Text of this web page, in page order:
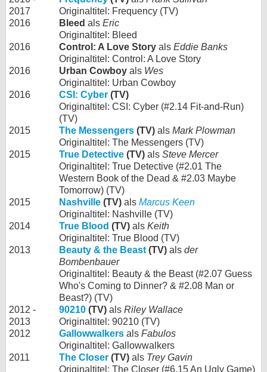
2017
Originaltitel: Frequency (TV)
2016
Bleed als Eric
Originaltitel: Bleed
2016
Control: A Love Story als Eddie Banks
Originaltitel: Control: A Love Story
2016
Urban Cowboy als Wes
Originaltitel: Urban Cowboy
2016
CSI: Cyber (TV)
Originaltitel: CSI: Cyber (#2.14 Fit-and-Run)
(TV)
2015
The Messengers (TV) als Mark Plowman
Originaltitel: The Messengers (TV)
2015
True Detective (TV) als Steve Mercer
Originaltitel: True Detective (#2.01 The
Western Book of the Dead & #2.03 Maybe
Tomorrow) (TV)
2015
Nashville (TV) als Marcus Keen
Originaltitel: Nashville (TV)
2014
True Blood (TV) als Keith
Originaltitel: True Blood (TV)
2013
Beauty & the Beast (TV) als der
Bombenbauer
Originaltitel: Beauty & the Beast (#2.07 Guess
Who's Coming to Dinner? & #2.08 Man or
Beast?) (TV)
2012 -
2013
90210 (TV) als Riley Wallace
Originaltitel: 90210 (TV)
2012
Gallowwalkers als Fabulos
Originaltitel: Gallowwalkers
2011
The Closer (TV) als Trey Gavin
Originaltitel: The Closer (#6.15 An Ugly Game)